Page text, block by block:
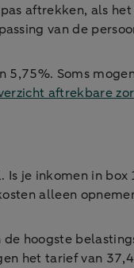
aftrekken, als
van de
Soms
aftrekbare
je inkomen in
alleen
hoogste
het tarief van